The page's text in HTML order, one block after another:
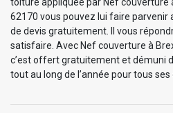
62170 vous pouvez lui faire parvenir
de devis gratuitement. Il vous
satisfaire. Avec Nef couverture à
c’est offert gratuitement et démuni
tout au long de l’année pour tous ses